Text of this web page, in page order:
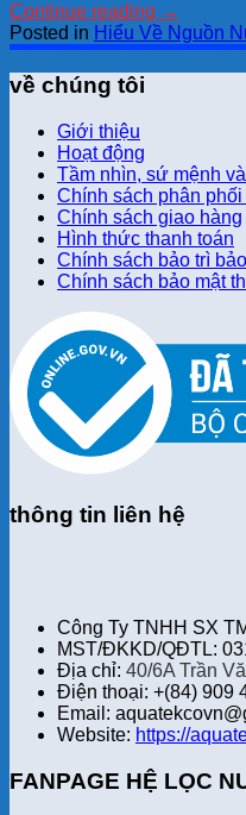
Continue reading →
Posted in Hiểu Về Nguồn
về chúng tôi
Giới thiệu
Hoạt động
Tầm nhìn, sứ mệnh
Chính sách phân
Chính sách giao hàng
Hình thức thanh toán
Chính sách bảo trì
Chính sách bảo mật
thông tin liên hệ
Công Ty TNHH SX
MST/ĐKKD/QĐTL:
Địa chỉ: 40/6A Trần
Điện thoại: +(84) 909
Email:
Website: https://
FANPAGE HỆ LỌC